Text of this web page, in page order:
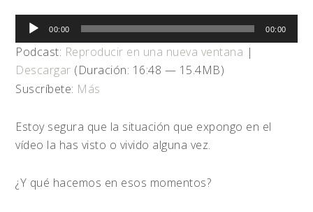
Reproductor
de
audio
00:00 00:00
Podcast: Reproducir en una nueva ventana |
Descargar (Duración: 16:48 — 15.4MB)
Suscríbete: Más
Estoy segura que la situación que expongo en el
vídeo la has visto o vivido alguna vez.
¿Y qué hacemos en esos momentos?